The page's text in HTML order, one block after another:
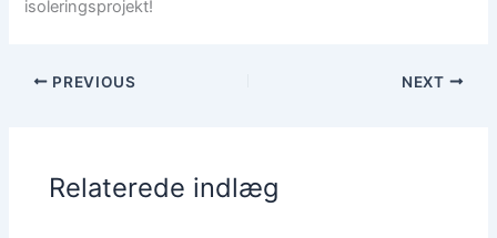
isoleringsprojekt!
PREVIOUS NEXT
Relaterede indlæg